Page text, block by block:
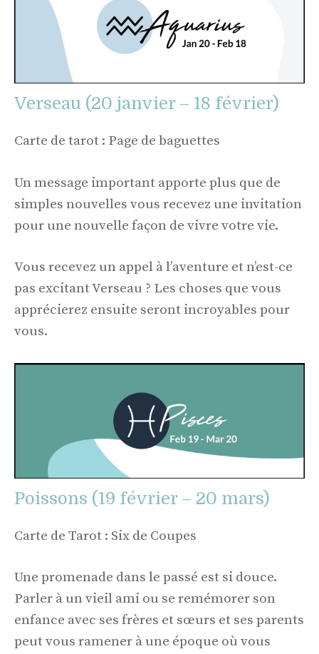
Verseau (20 janvier – 18 février)
Carte de tarot : Page de baguettes
Un message important apporte plus que de
simples nouvelles vous recevez une invitation
pour une nouvelle façon de vivre votre vie.
Vous recevez un appel à l’aventure et n’est-ce
pas excitant Verseau ? Les choses que vous
apprécierez ensuite seront incroyables pour
vous.
Poissons (19 février – 20 mars)
Carte de Tarot : Six de Coupes
Une promenade dans le passé est si douce.
Parler à un vieil ami ou se remémorer son
enfance avec ses frères et sœurs et ses parents
peut vous ramener à une époque où vous